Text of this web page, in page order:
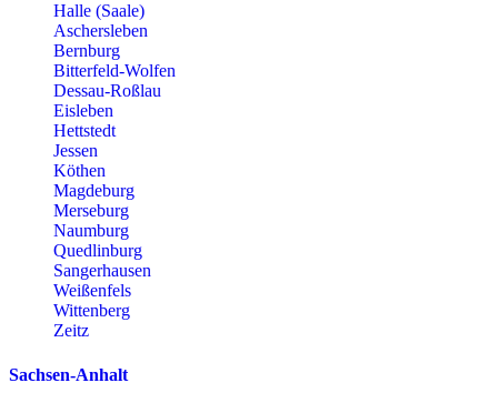
Halle (Saale)
Aschersleben
Bernburg
Bitterfeld-Wolfen
Dessau-Roßlau
Eisleben
Hettstedt
Jessen
Köthen
Magdeburg
Merseburg
Naumburg
Quedlinburg
Sangerhausen
Weißenfels
Wittenberg
Zeitz
Sachsen-Anhalt